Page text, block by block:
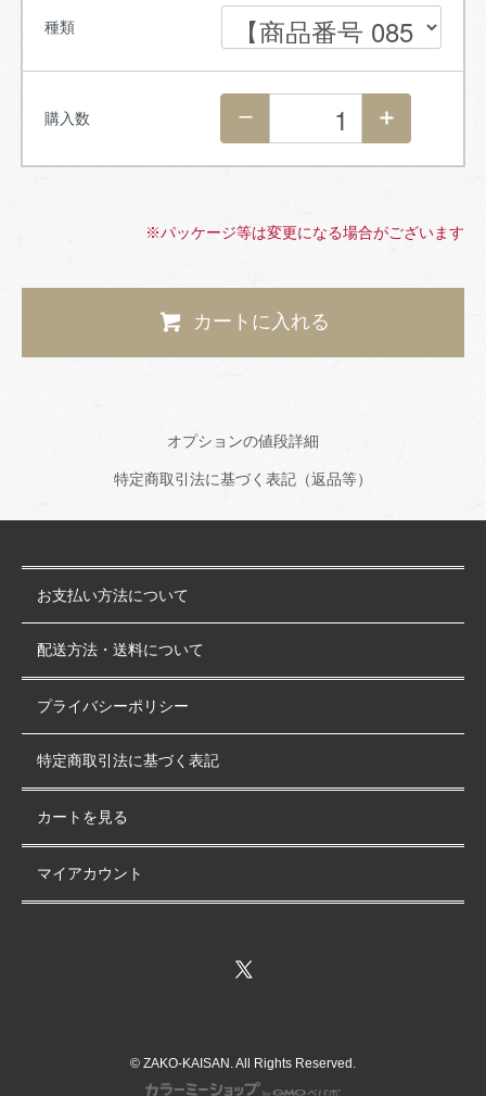
種類
購入数
※パッケージ等は変更になる場合がございます
カートに入れる
オプションの値段詳細
特定商取引法に基づく表記（返品等）
お支払い方法について
配送方法・送料について
プライバシーポリシー
特定商取引法に基づく表記
カートを見る
マイアカウント
© ZAKO-KAISAN. All Rights Reserved.